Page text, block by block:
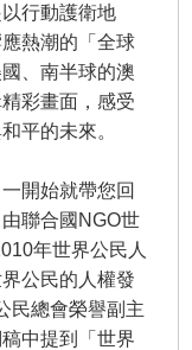
行動護衛地
熱潮的「全球
、南半球的澳
彩畫面，感受
平的未來。
開始就帶您回
聯合國NGO世
年世界公民人
公民的人權發
民總會榮譽副主
中提到「世界